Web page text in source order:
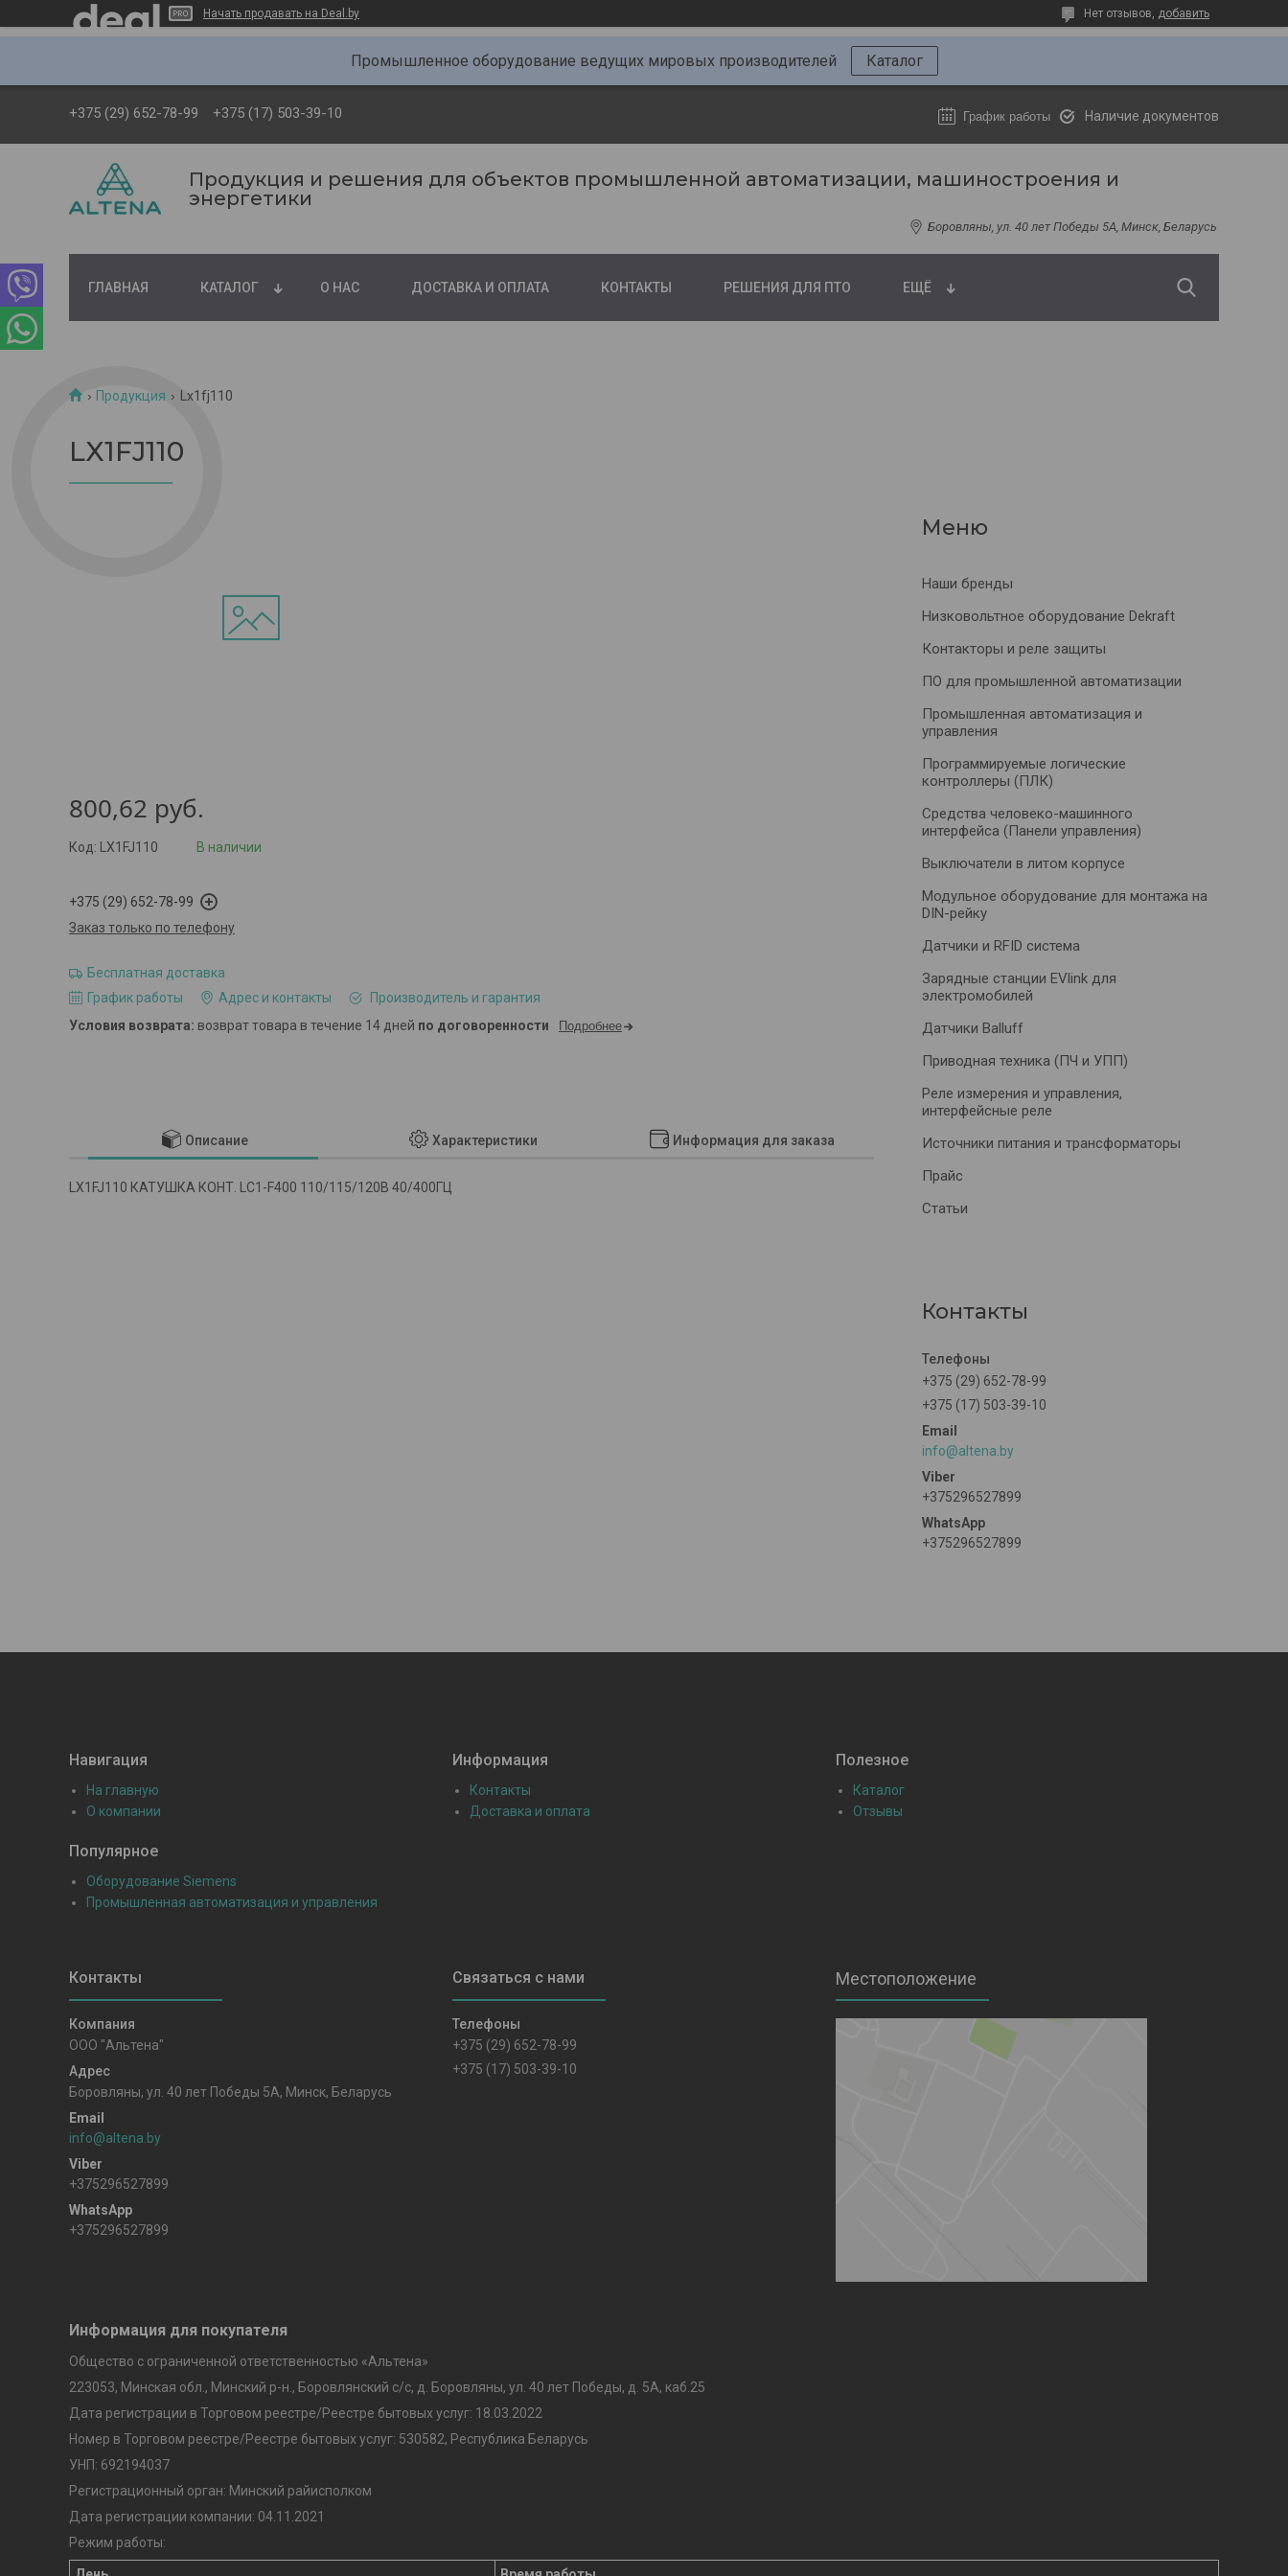
Начать продавать на Deal.by Нет отзывов, добавить
Промышленное оборудование ведущих мировых производителей Каталог
+375 (29) 652-78-99 +375 (17) 503-39-10 График работы Наличие документов
Продукция и решения для объектов промышленной автоматизации, машиностроения и
энергетики
Боровляны, ул. 40 лет Победы 5A, Минск, Беларусь
ГЛАВНАЯ КАТАЛОГ О НАС ДОСТАВКА И ОПЛАТА КОНТАКТЫ РЕШЕНИЯ ДЛЯ ПТО ЕЩЁ
Продукция Lx1fj110
LX1FJ110
Наши бренды
Низковольтное оборудование Dekraft
Контакторы и реле защиты
ПО для промышленной автоматизации
Промышленная автоматизация и
управления
Программируемые логические
контроллеры (ПЛК)
Средства человеко-машинного
интерфейса (Панели управления)
Выключатели в литом корпусе
Модульное оборудование для монтажа на
DIN-рейку
Датчики и RFID система
Зарядные станции EVlink для
электромобилей
Датчики Balluff
Приводная техника (ПЧ и УПП)
Реле измерения и управления,
интерфейсные реле
Источники питания и трансформаторы
Прайс
Статьи
Контакты
+375 (29) 652-78-99
+375 (17) 503-39-10
info@altena.by
+375296527899
+375296527899
800,62 руб.
В наличии
Код: LX1FJ110
+375 (29) 652-78-99
Заказ только по телефону
Бесплатная доставка
График работы
Адрес и контакты
Производитель и гарантия
возврат товара в течение 14 дней по договоренности Подробнее
Описание Характеристики Информация для заказа
LX1FJ110 КАТУШКА КОНТ. LC1-F400 110/115/120В 40/400ГЦ
Навигация
На главную
О компании
Информация
Контакты
Доставка и оплата
Полезное
Каталог
Отзывы
Популярное
Оборудование Siemens
Промышленная автоматизация и управления
ООО "Альтена"
Боровляны, ул. 40 лет Победы 5A, Минск, Беларусь
info@altena.by
+375296527899
+375296527899
+375 (29) 652-78-99
+375 (17) 503-39-10
Информация для покупателя
Общество с ограниченной ответственностью «Альтена»
223053, Минская обл., Минский р-н., Боровлянский с/с, д. Боровляны, ул. 40 лет Победы, д. 5А, каб.25
Дата регистрации в Торговом реестре/Реестре бытовых услуг: 18.03.2022
Номер в Торговом реестре/Реестре бытовых услуг: 530582, Республика Беларусь
УНП: 692194037
Регистрационный орган: Минский райисполком
Дата регистрации компании: 04.11.2021
Режим работы: